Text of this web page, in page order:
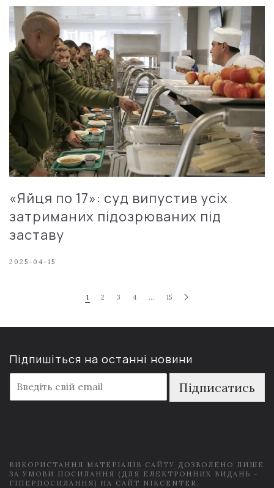
«Яйця по 17»: суд випустив усіх
затриманих підозрюваних під
заставу
2025-04-15
1 2 3 4 … 15
Підпишіться на останні новини
m
a
Підписатись
ВИКОРИСТАННЯ МАТЕРІАЛІВ САЙТУ ДОЗВОЛЕНО ЛИШЕ
ЗА УМОВИ ПОСИЛАННЯ (ДЛЯ ЕЛЕКТРОННИХ ВИДАНЬ -
ГІПЕРПОСИЛАННЯ) НА САЙТ NIKCENTER.